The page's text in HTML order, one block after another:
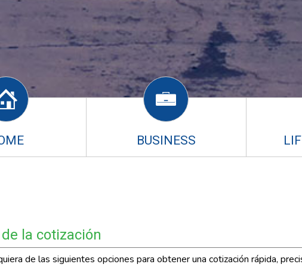
BUSINESS
la cotización
de las siguientes opciones para obtener una cotización rápida,